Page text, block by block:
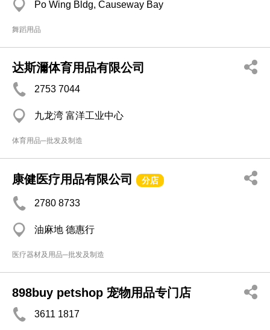
Po Wing Bldg, Causeway Bay
舞蹈用品
达斯濔体育用品有限公司
2753 7044
九龙湾 富洋工业中心
体育用品─批发及制造
康健医疗用品有限公司 分店
2780 8733
油麻地 德惠行
医疗器材及用品─批发及制造
898buy petshop 宠物用品专门店
3611 1817